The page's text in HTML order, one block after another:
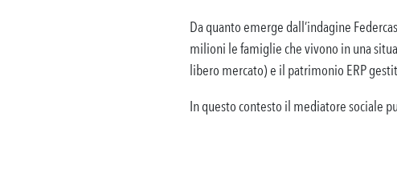
Da quanto emerge dall’indagine
milioni le famiglie che vivono in una
libero mercato) e il patrimonio ERP
In questo contesto il mediatore sociale